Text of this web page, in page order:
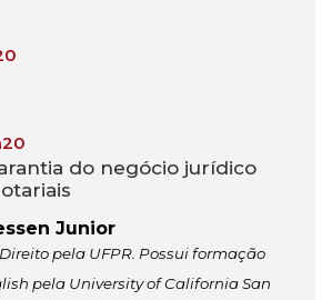
do negócio jurídico
Junior
pela UFPR. Possui formação
pela University of California San